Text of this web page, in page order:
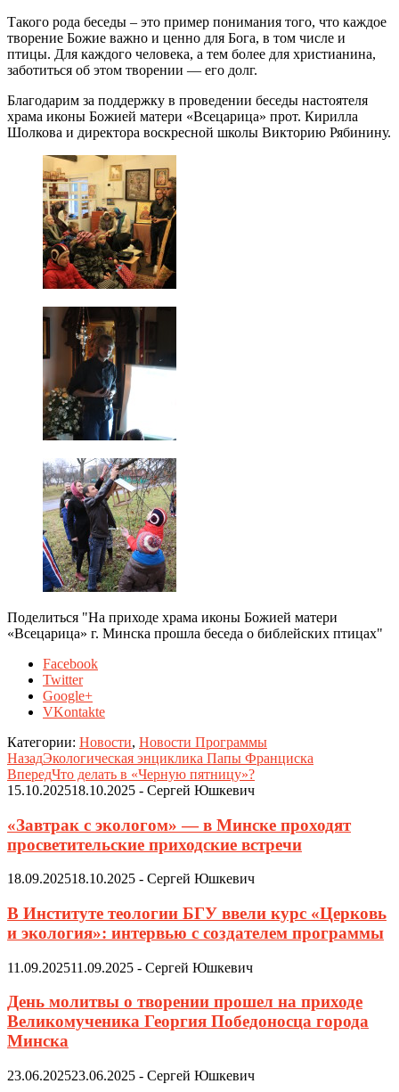
Такого рода беседы – это пример понимания того, что каждое
творение Божие важно и ценно для Бога, в том числе и
птицы. Для каждого человека, а тем более для христианина,
заботиться об этом творении — его долг.
Благодарим за поддержку в проведении беседы настоятеля
храма иконы Божией матери «Всецарица» прот. Кирилла
Шолкова и директора воскресной школы Викторию Рябинину.
Поделиться "На приходе храма иконы Божией матери
«Всецарица» г. Минска прошла беседа о библейских птицах"
Facebook
Twitter
Google+
VKontakte
Категории: Новости, Новости Программы
НазадЭкологическая энциклика Папы Франциска
ВпередЧто делать в «Черную пятницу»?
15.10.202518.10.2025 - Сергей Юшкевич
«Завтрак с экологом» — в Минске проходят
просветительские приходские встречи
18.09.202518.10.2025 - Сергей Юшкевич
В Институте теологии БГУ ввели курс «Церковь
и экология»: интервью с создателем программы
11.09.202511.09.2025 - Сергей Юшкевич
День молитвы о творении прошел на приходе
Великомученика Георгия Победоносца города
Минска
23.06.202523.06.2025 - Сергей Юшкевич